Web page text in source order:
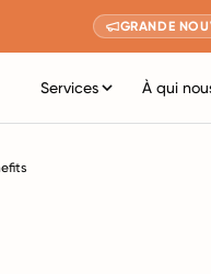
GRANDE
Services À qui